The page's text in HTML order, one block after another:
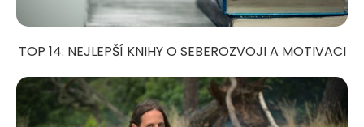
TOP 14: NEJLEPŠÍ KNIHY O SEBEROZVOJI A MOTIVACI